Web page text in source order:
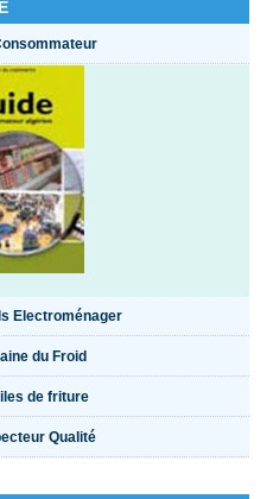
Electroménager
du Froid
de friture
Qualité